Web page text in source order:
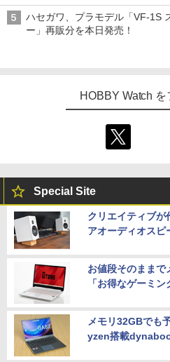
子どもが楽しめるかっぱ寿司な
追求
ハセガワ、プラモデル「VF-1S
ー」再販分を本日発売！
HOBBY Watch
Special Site
クリエイティブが
アオーディオスピ
お値段そのままで
「お得なゲーミン
メモリ32GBでも
yzen搭載